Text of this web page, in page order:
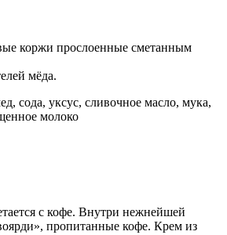
коржи прослоенные сметанным
мёда.
сода, уксус, сливочное масло, мука,
молоко
с кофе. Внутри нежнейшей
пропитанные кофе. Крем из